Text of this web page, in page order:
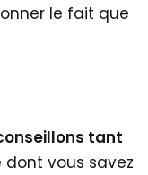
le fait que
tant
vous savez